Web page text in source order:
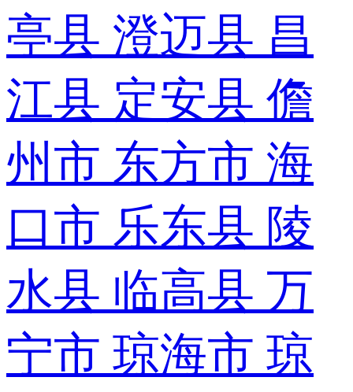
亭县 澄迈县 昌
江县 定安县 儋
州市 东方市 海
口市 乐东县 陵
水县 临高县 万
宁市 琼海市 琼